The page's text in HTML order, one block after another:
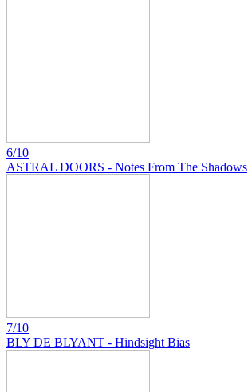
6/10
ASTRAL DOORS - Notes From The Shadows
7/10
BLY DE BLYANT - Hindsight Bias